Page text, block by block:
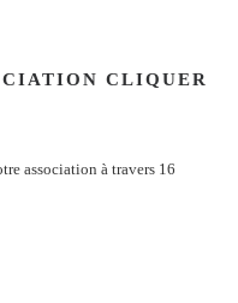
CLIQUER
association à travers 16